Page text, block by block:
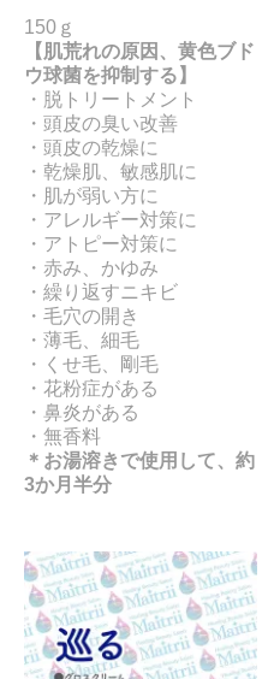
150ｇ
【肌荒れの原因、黄色ブド
ウ球菌を抑制する】
・脱トリートメント
・頭皮の臭い改善
・頭皮の乾燥に
・乾燥肌、敏感肌に
・肌が弱い方に
・アレルギー対策に
・アトピー対策に
・赤み、かゆみ
・繰り返すニキビ
・毛穴の開き
・薄毛、細毛
・くせ毛、剛毛
・花粉症がある
・鼻炎がある
・無香料
＊お湯溶きで使用して、約
3か月半分